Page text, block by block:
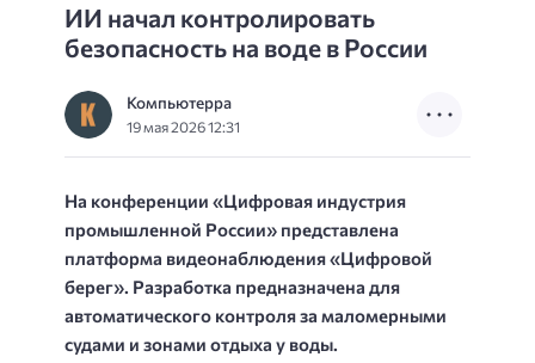
ИИ начал контролировать
безопасность на воде в России
Компьютерра
19 мая 2026 12:31
На конференции «Цифровая индустрия
промышленной России» представлена
платформа видеонаблюдения «Цифровой
берег». Разработка предназначена для
автоматического контроля за маломерными
судами и зонами отдыха у воды.